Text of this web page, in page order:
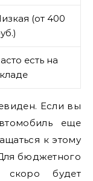
(от 400
есть на
Если вы
еще
к этому
бюджетного
будет